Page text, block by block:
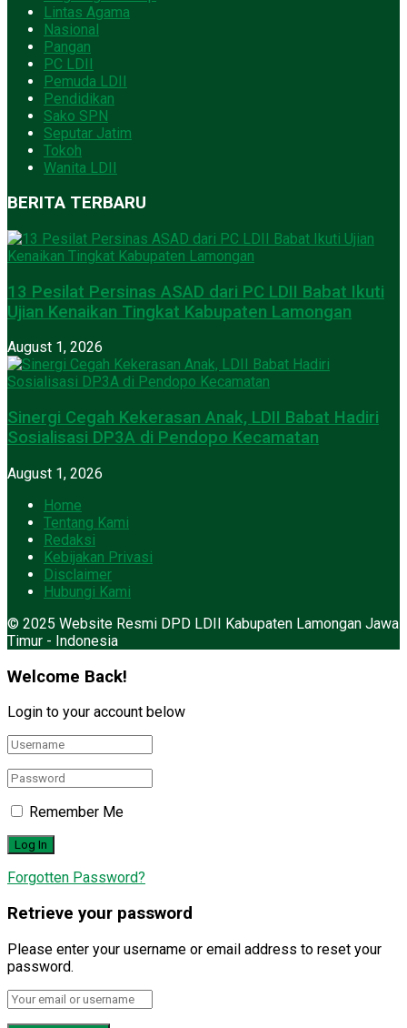
Lintas Agama
Nasional
Pangan
PC LDII
Pemuda LDII
Pendidikan
Sako SPN
Seputar Jatim
Tokoh
Wanita LDII
BERITA TERBARU
13 Pesilat Persinas ASAD dari PC LDII Babat Ikuti
Ujian Kenaikan Tingkat Kabupaten Lamongan
August 1, 2026
Sinergi Cegah Kekerasan Anak, LDII Babat Hadiri
Sosialisasi DP3A di Pendopo Kecamatan
August 1, 2026
Home
Tentang Kami
Redaksi
Kebijakan Privasi
Disclaimer
Hubungi Kami
© 2025 Website Resmi DPD LDII Kabupaten Lamongan Jawa
Timur - Indonesia
Welcome Back!
Login to your account below
Remember Me
Forgotten Password?
Retrieve your password
Please enter your username or email address to reset your
password.